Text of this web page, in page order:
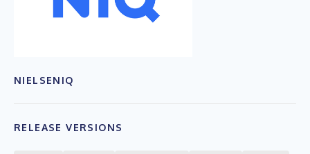
NIELSENIQ
RELEASE VERSIONS